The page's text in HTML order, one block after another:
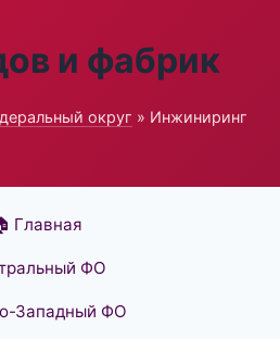
и фабрик
округ » Инжиниринг
Главная
ФО
Западный ФО